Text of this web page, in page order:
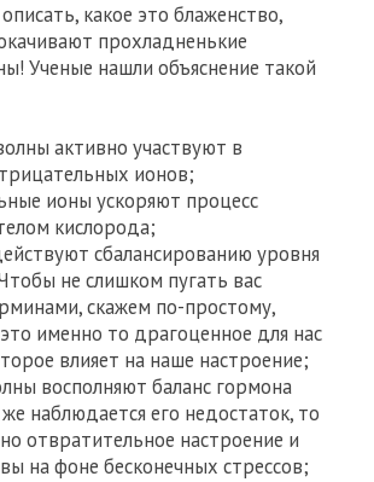
какое это блаженство,
прохладненькие
Ученые нашли объяснение такой
активно участвуют в
ионов;
ионы ускоряют процесс
кислорода;
сбалансированию уровня
не слишком пугать вас
скажем по-простому,
именно то драгоценное для нас
влияет на наше настроение;
восполняют баланс гормона
же наблюдается его недостаток, то
отвратительное настроение и
на фоне бесконечных стрессов;